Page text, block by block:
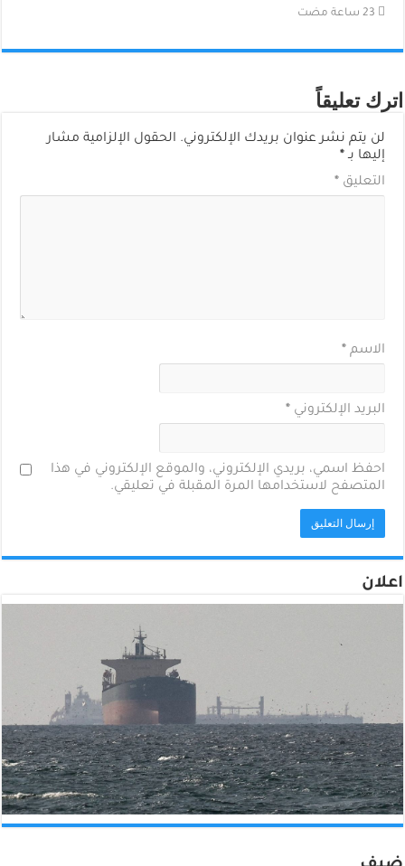
اترك تعليقاً
لن يتم نشر عنوان بريدك الإلكتروني. الحقول الإلزامية مشار
إليها بـ*
التعليق*
الاسم*
البريد الإلكتروني*
احفظ اسمي، بريدي الإلكتروني، والموقع الإلكتروني في هذا
المتصفح لاستخدامها المرة المقبلة في تعليقي.
اعلان